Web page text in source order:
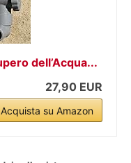
dell’Acqua...
27,90 EUR
Acquista su Amazon